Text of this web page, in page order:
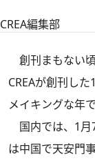
CREA編集部
創刊まもない
CREAが創刊し
メイキングな年で
国内では、1月
は中国で天安門